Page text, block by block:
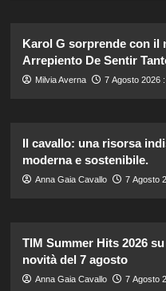
Karol G sorprende con il
Arrepiento De Sentir
Milvia Averna 7 Agosto 2026
Il cavallo: una risorsa
moderna e sostenibile.
Anna Gaia Cavallo 7 Agosto
TIM Summer Hits 2026
novità del 7 agosto
Anna Gaia Cavallo 7 Agosto